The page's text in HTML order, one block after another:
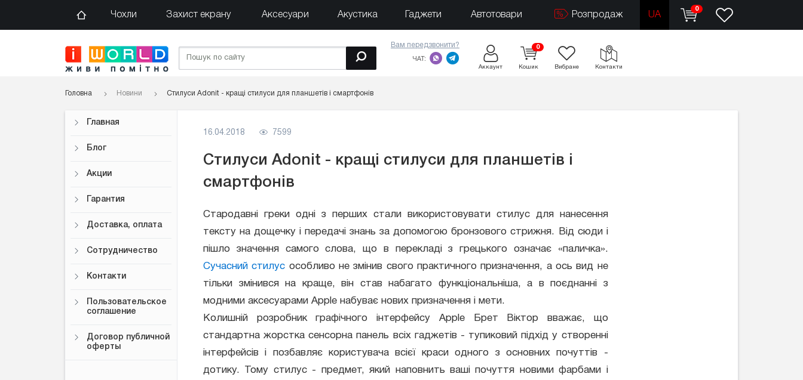
Чохли Захист екрану Аксесуари Акустика Гаджети Автотовари Розпродаж UA
0
Вам передзвонити?
ЧАТ:
Аккаунт
0
Кошик Вибране Контакти
Головна Новини Стилуси Adonit - кращі стилуси для планшетів і смартфонів
Главная
Блог
Акции
Гарантия
Доставка, оплата
Сотрудничество
Контакти
Пользовательское
соглашение
Договор публичной
оферты
16.04.2018 7599
Стилуси Adonit - кращі стилуси для планшетів і
смартфонів
Стародавні греки одні з перших стали використовувати стилус для нанесення
тексту на дощечку і передачі знань за допомогою бронзового стрижня. Від сюди і
пішло значення самого слова, що в перекладі з грецького означає «паличка».
Сучасний стилус особливо не змінив свого практичного призначення, а ось вид не
тільки змінився на краще, він став набагато функціональніша, а в поєднанні з
модними аксесуарами Apple набуває нових призначення і мети.
Колишній розробник графічного інтерфейсу Apple Брет Віктор вважає, що
стандартна жорстка сенсорна панель всіх гаджетів - тупиковий підхід у створенні
інтерфейсів і позбавляє користувача всієї краси одного з основних почуттів -
дотику. Тому стилус - предмет, який наповнить ваші почуття новими фарбами і